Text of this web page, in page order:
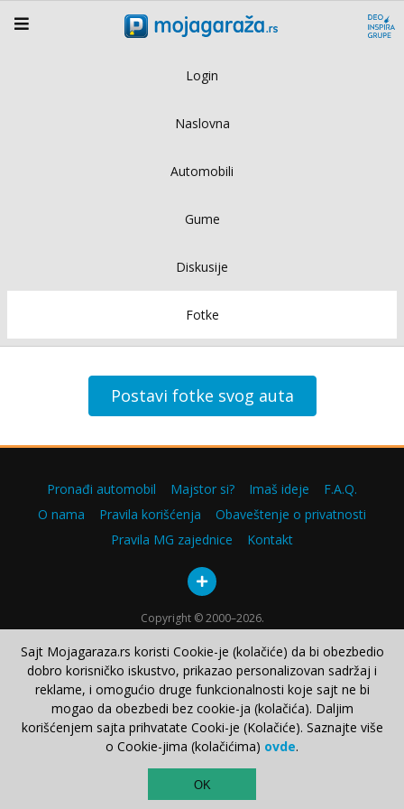
Login
Naslovna
Automobili
Gume
Diskusije
Fotke
Postavi fotke svog auta
Pronađi automobil Majstor si? Imaš ideje
F.A.Q.
O nama
Pravila korišćenja
Obaveštenje o privatnosti
Pravila MG zajednice
Kontakt
Copyright © 2000–2026.
Sajt Mojagaraza.rs koristi Cookie-je (kolačiće) da bi obezbedio
dobro korisničko iskustvo, prikazao personalizovan sadržaj i
reklame, i omogućio druge funkcionalnosti koje sajt ne bi
mogao da obezbedi bez cookie-ja (kolačića). Daljim
korišćenjem sajta prihvatate Cooki-je (Kolačiće). Saznajte više
o Cookie-jima (kolačićima) ovde.
OK